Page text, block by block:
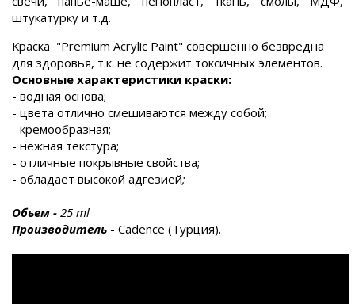
штукатурку и т.д.
Краска "Premium Acrylic Paint" совершенно безвредна
для здоровья, т.к. не содержит токсичных элементов.
Основные характеристики краски:
- водная основа;
- цвета отлично смешиваются между собой;
- кремообразная;
- нежная текстура;
- отличные покрывные свойства;
- обладает высокой адгезией;
Обьем - 25 ml
Производитель - Cadence (Турция).